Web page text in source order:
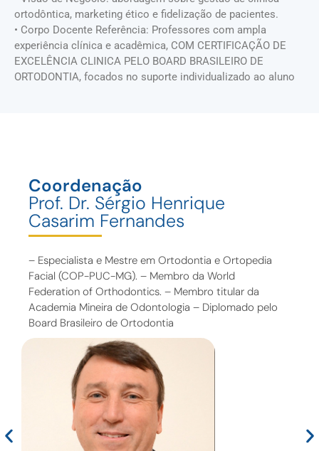
ortodôntica, marketing ético e fidelização de pacientes.
• Corpo Docente Referência: Professores com ampla
experiência clínica e acadêmica, COM CERTIFICAÇÃO DE
EXCELÊNCIA CLINICA PELO BOARD BRASILEIRO DE
ORTODONTIA, focados no suporte individualizado ao aluno
Coordenação
Prof. Dr. Sérgio Henrique
Casarim Fernandes
– Especialista e Mestre em Ortodontia e Ortopedia
Facial (COP-PUC-MG). – Membro da World
Federation of Orthodontics. – Membro titular da
Academia Mineira de Odontologia – Diplomado pelo
Board Brasileiro de Ortodontia